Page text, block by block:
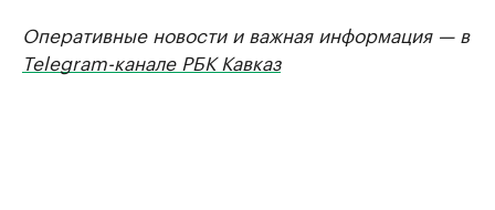
Оперативные новости и важная информация — в
Telegram-канале РБК Кавказ